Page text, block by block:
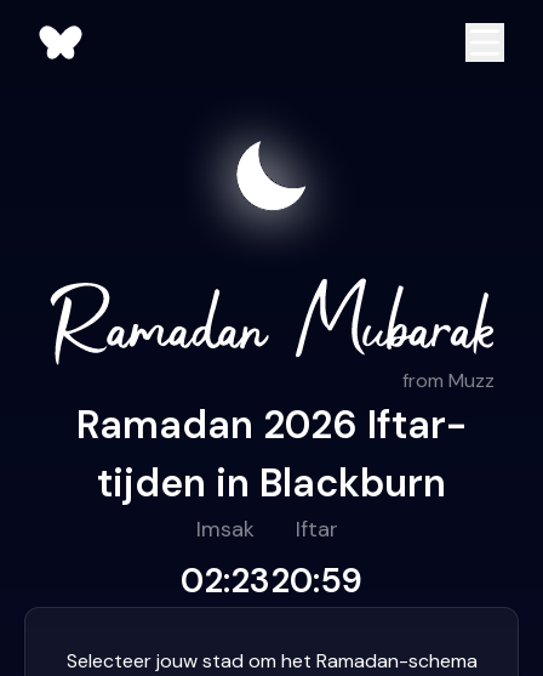
from Muzz
Ramadan 2026 Iftar-
tijden in Blackburn
Imsak
02:23
Iftar
20:59
Selecteer jouw stad om het Ramadan-schema